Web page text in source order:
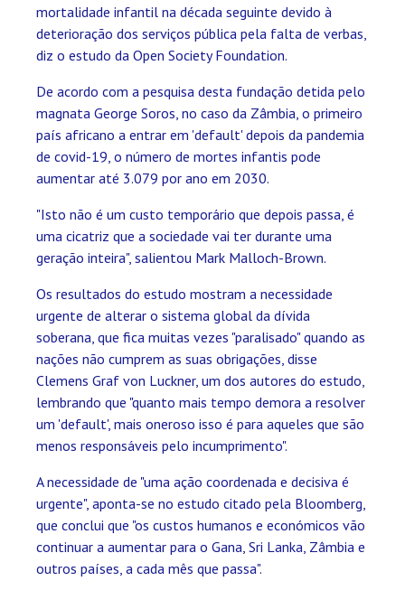
mortalidade infantil na década seguinte devido à
deterioração dos serviços pública pela falta de verbas,
diz o estudo da Open Society Foundation.
De acordo com a pesquisa desta fundação detida pelo
magnata George Soros, no caso da Zâmbia, o primeiro
país africano a entrar em 'default' depois da pandemia
de covid-19, o número de mortes infantis pode
aumentar até 3.079 por ano em 2030.
"Isto não é um custo temporário que depois passa, é
uma cicatriz que a sociedade vai ter durante uma
geração inteira", salientou Mark Malloch-Brown.
Os resultados do estudo mostram a necessidade
urgente de alterar o sistema global da dívida
soberana, que fica muitas vezes "paralisado" quando as
nações não cumprem as suas obrigações, disse
Clemens Graf von Luckner, um dos autores do estudo,
lembrando que "quanto mais tempo demora a resolver
um 'default', mais oneroso isso é para aqueles que são
menos responsáveis pelo incumprimento".
A necessidade de "uma ação coordenada e decisiva é
urgente", aponta-se no estudo citado pela Bloomberg,
que conclui que "os custos humanos e económicos vão
continuar a aumentar para o Gana, Sri Lanka, Zâmbia e
outros países, a cada mês que passa".